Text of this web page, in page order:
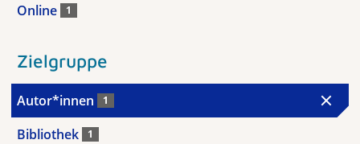
Online 1
Zielgruppe
Autor*innen 1
Bibliothek 1